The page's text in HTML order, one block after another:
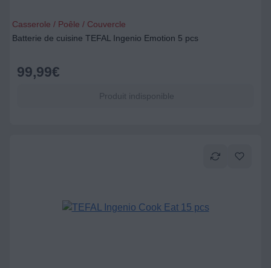
Casserole / Poêle / Couvercle
Batterie de cuisine TEFAL Ingenio Emotion 5 pcs
99,99€
Produit indisponible